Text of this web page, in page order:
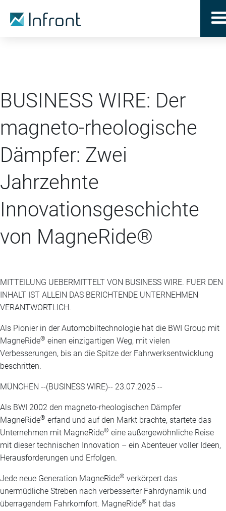
BUSINESS WIRE: Der
magneto-rheologische
Dämpfer: Zwei
Jahrzehnte
Innovationsgeschichte
von MagneRide®
MITTEILUNG UEBERMITTELT VON BUSINESS WIRE. FUER DEN
INHALT IST ALLEIN DAS BERICHTENDE UNTERNEHMEN
VERANTWORTLICH.
Als Pionier in der Automobiltechnologie hat die BWI Group mit
MagneRide® einen einzigartigen Weg, mit vielen
Verbesserungen, bis an die Spitze der Fahrwerksentwicklung
beschritten.
MÜNCHEN --(BUSINESS WIRE)-- 23.07.2025 --
Als BWI 2002 den magneto-rheologischen Dämpfer
MagneRide® erfand und auf den Markt brachte, startete das
Unternehmen mit MagneRide® eine außergewöhnliche Reise
mit dieser technischen Innovation – ein Abenteuer voller Ideen,
Herausforderungen und Erfolgen.
Jede neue Generation MagneRide® verkörpert das
unermüdliche Streben nach verbesserter Fahrdynamik und
überragendem Fahrkomfort. MagneRide® hat das